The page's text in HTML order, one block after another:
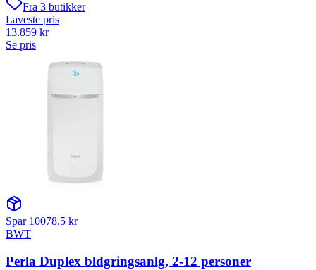
Fra 3 butikker
Laveste pris
13.859 kr
Se pris
Spar 10078.5 kr
BWT
Perla Duplex bldgringsanlg, 2-12 personer